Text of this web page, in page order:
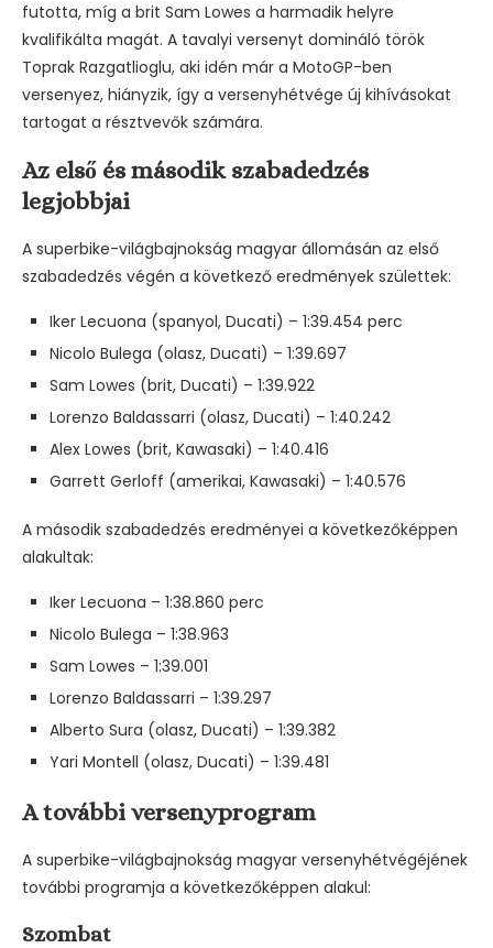
futotta, míg a brit Sam Lowes a harmadik helyre
kvalifikálta magát. A tavalyi versenyt domináló török
Toprak Razgatlioglu, aki idén már a MotoGP-ben
versenyez, hiányzik, így a versenyhétvége új kihívásokat
tartogat a résztvevők számára.
Az első és második szabadedzés
legjobbjai
A superbike-világbajnokság magyar állomásán az első
szabadedzés végén a következő eredmények születtek:
Iker Lecuona (spanyol, Ducati) – 1:39.454 perc
Nicolo Bulega (olasz, Ducati) – 1:39.697
Sam Lowes (brit, Ducati) – 1:39.922
Lorenzo Baldassarri (olasz, Ducati) – 1:40.242
Alex Lowes (brit, Kawasaki) – 1:40.416
Garrett Gerloff (amerikai, Kawasaki) – 1:40.576
A második szabadedzés eredményei a következőképpen
alakultak:
Iker Lecuona – 1:38.860 perc
Nicolo Bulega – 1:38.963
Sam Lowes – 1:39.001
Lorenzo Baldassarri – 1:39.297
Alberto Sura (olasz, Ducati) – 1:39.382
Yari Montell (olasz, Ducati) – 1:39.481
A további versenyprogram
A superbike-világbajnokság magyar versenyhétvégéjének
további programja a következőképpen alakul:
Szombat